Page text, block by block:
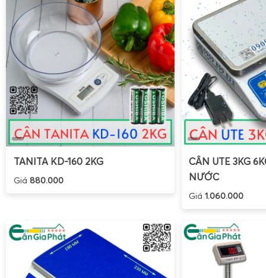
Đối với công thức nhập khẩu, có thể dùng đơn vị oz
Trong môi trường sản xuất tại Việt Nam, đơn vị gram
giúp dễ dàng tính toán giá bán, định lượng và so sánh giữa
Hướng dẫn hiệu chuẩn cân điện tử Tanita KD-192
TANITA KD-160 2KG
Giá 880.000
CÂN UTE 3KG
NƯỚC
Giá1.060.000